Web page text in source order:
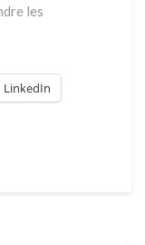
les
LinkedIn